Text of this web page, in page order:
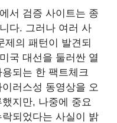
서 검증 사이트는 종
다. 그러나 여러 사
제의 패턴이 발견되
국 대선을 둘러싼 열
되는 한 팩트체크
러스성 동영상을 오
지만, 나중에 중요
되었다는 사실이 밝